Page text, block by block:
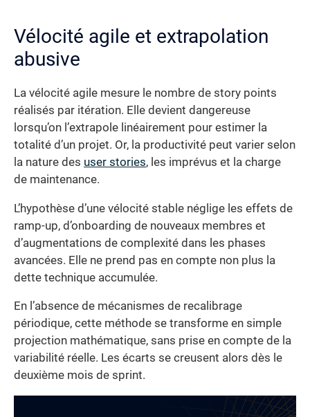
Vélocité agile et extrapolation
abusive
La vélocité agile mesure le nombre de story points
réalisés par itération. Elle devient dangereuse
lorsqu’on l’extrapole linéairement pour estimer la
totalité d’un projet. Or, la productivité peut varier selon
la nature des user stories, les imprévus et la charge
de maintenance.
L’hypothèse d’une vélocité stable néglige les effets de
ramp-up, d’onboarding de nouveaux membres et
d’augmentations de complexité dans les phases
avancées. Elle ne prend pas en compte non plus la
dette technique accumulée.
En l’absence de mécanismes de recalibrage
périodique, cette méthode se transforme en simple
projection mathématique, sans prise en compte de la
variabilité réelle. Les écarts se creusent alors dès le
deuxième mois de sprint.